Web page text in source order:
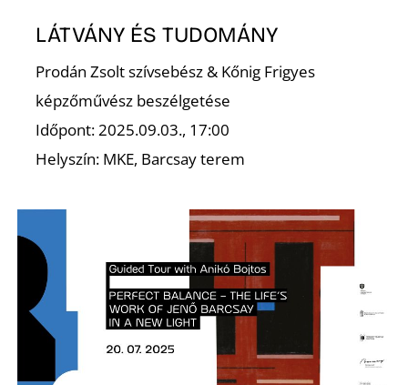
LÁTVÁNY ÉS TUDOMÁNY
Prodán Zsolt szívsebész & Kőnig Frigyes
képzőművész beszélgetése
Időpont: 2025.09.03., 17:00
Helyszín: MKE, Barcsay terem